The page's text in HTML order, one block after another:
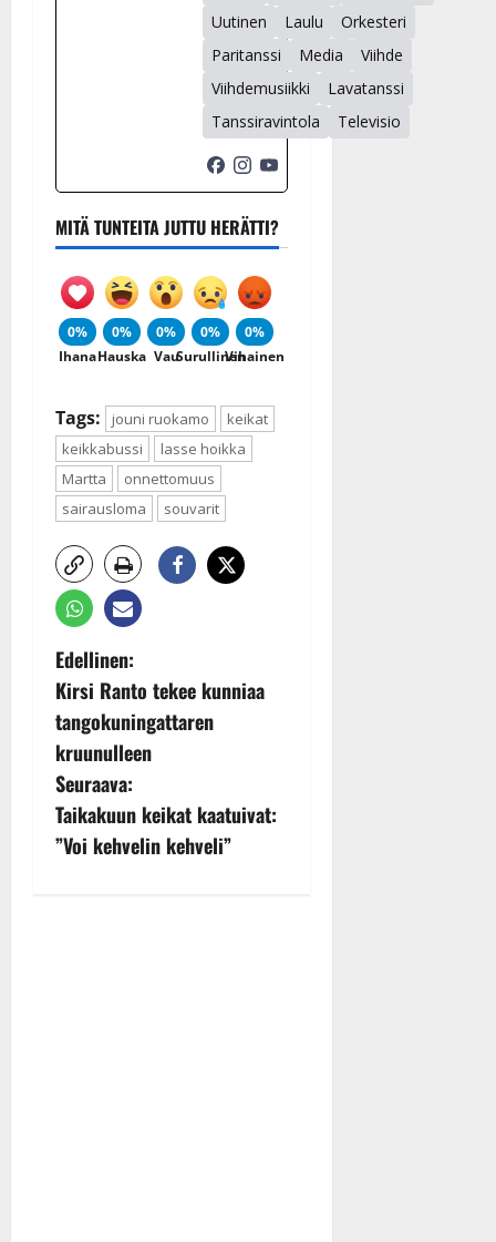
Uutinen
Laulu
Orkesteri
Paritanssi
Media
Viihde
Viihdemusiikki
Lavatanssi
Tanssiravintola
Televisio
MITÄ TUNTEITA JUTTU HERÄTTI?
0%
Ihana
0%
Hauska
0%
Vau
0%
Surullinen
0%
Vihainen
Tags: jouni ruokamo
keikat
keikkabussi
lasse hoikka
Martta
onnettomuus
sairausloma
souvarit
P
o
s
t
n
Edellinen:
Kirsi Ranto tekee kunniaa
tangokuningattaren
kruunulleen
Seuraava:
Taikakuun keikat kaatuivat:
”Voi kehvelin kehveli”